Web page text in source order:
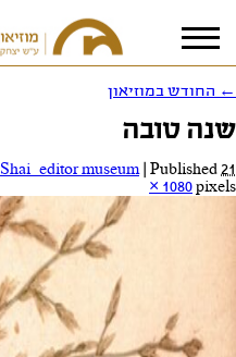
אני מאשר/ת את
← החודש במוזיאון
שנה טובה
Shai_editor museum Published21 בספטמבר 2025
× 1080pixels